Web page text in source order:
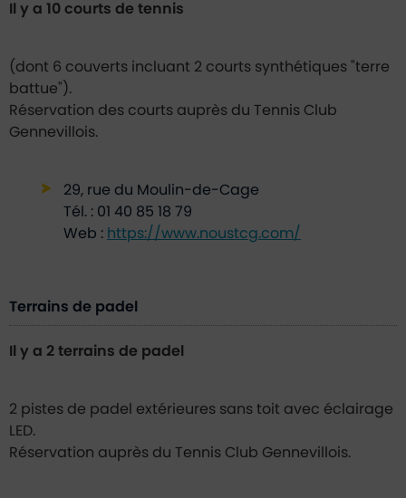
Il y a 10 courts de tennis
(dont 6 couverts incluant 2 courts synthétiques "terre
battue").
Réservation des courts auprès du Tennis Club
Gennevillois.
29, rue du Moulin-de-Cage
Tél. : 01 40 85 18 79
Web : https://www.noustcg.com/
Terrains de padel
Il y a 2 terrains de padel
2 pistes de padel extérieures sans toit avec éclairage
LED.
Réservation auprès du Tennis Club Gennevillois.